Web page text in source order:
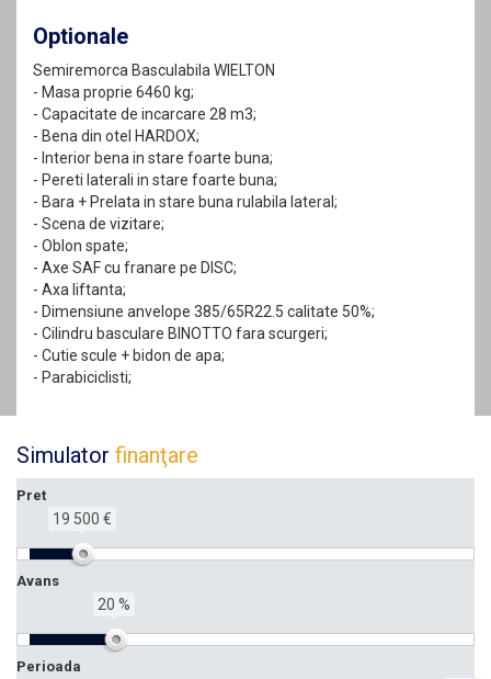
Optionale
Semiremorca Basculabila WIELTON
- Masa proprie 6460 kg;
- Capacitate de incarcare 28 m3;
- Bena din otel HARDOX;
- Interior bena in stare foarte buna;
- Pereti laterali in stare foarte buna;
- Bara + Prelata in stare buna rulabila lateral;
- Scena de vizitare;
- Oblon spate;
- Axe SAF cu franare pe DISC;
- Axa liftanta;
- Dimensiune anvelope 385/65R22.5 calitate 50%;
- Cilindru basculare BINOTTO fara scurgeri;
- Cutie scule + bidon de apa;
- Parabiciclisti;
Simulator finanţare
Pret
19 500 €
Avans
20 %
Perioada